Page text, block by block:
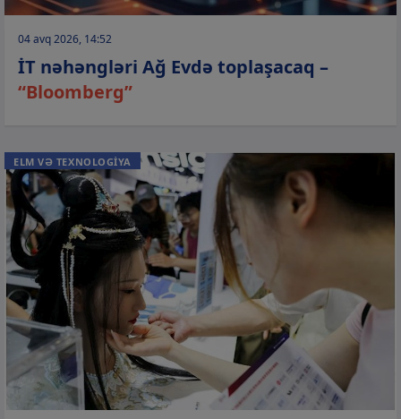
04 avq 2026, 14:52
İT nəhəngləri Ağ Evdə toplaşacaq –
“Bloomberg”
ELM VƏ TEXNOLOGİYA